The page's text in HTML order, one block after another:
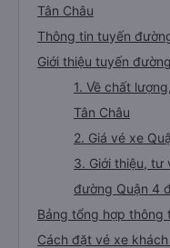
Tân Châu
Thông tin tuyến
Giới thiệu tuyến
1. Về chất
Tân Châu
2. Giá vé xe
3. Giới thiệu, tư
đường Quận 4
Bảng tổng hợp thông
Cách đặt vé xe